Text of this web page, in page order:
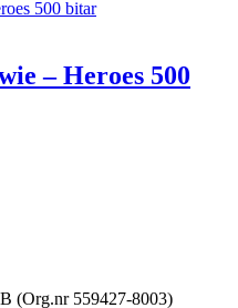
– Heroes 500
(Org.nr 559427-8003)